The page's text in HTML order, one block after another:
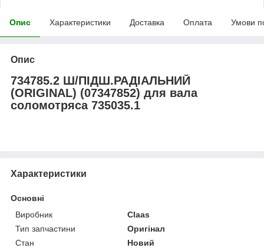
Опис Характеристики Доставка Оплата Умови
Опис
734785.2 Ш/ПІДШ.РАДІАЛЬНИЙ
(ORIGINAL) (07347852) для вала
соломотряса 735035.1
Характеристики
Основні
Виробник
Claas
Тип запчастини
Оригінал
Стан
Новий